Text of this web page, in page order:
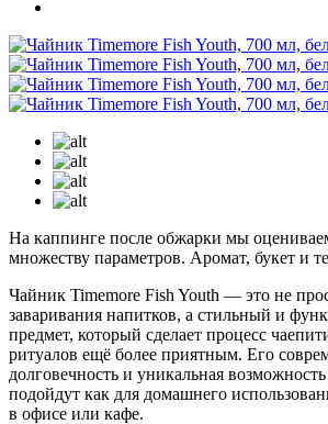
На каппинге после обжарки мы
множеству параметров. Аромат, букет и
Чайник Timemore Fish Youth — это не
заваривания напитков, а стильный и
предмет, который сделает процесс
ритуалов ещё более приятным. Его
долговечность и уникальная
подойдут как для домашнего
в офисе или кафе.